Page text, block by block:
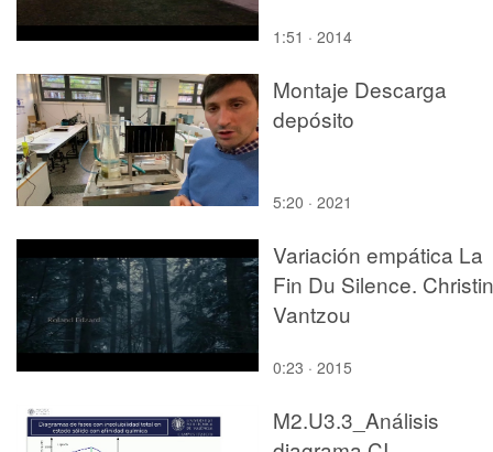
1:51 · 2014
Montaje Descarga
depósito
5:20 · 2021
Variación empática La
Fin Du Silence.
Vantzou
0:23 · 2015
M2.U3.3_Análisis